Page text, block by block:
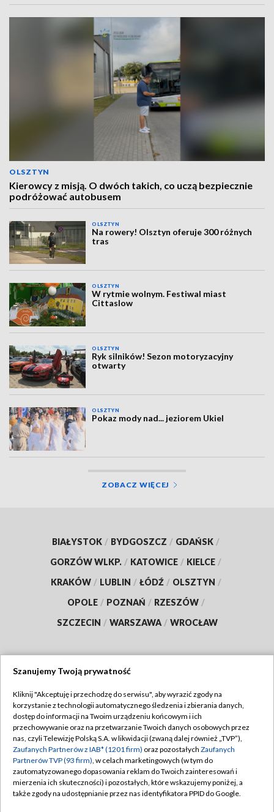
OLSZTYN
Kierowcy z misją. O dwóch takich, co uczą bezpiecznie
podróżować autobusem
OLSZTYN
Na rowery! Olsztyn oferuje 300 różnych
tras
OLSZTYN
W rytmie wolnym. Festiwal miast
Cittaslow
OLSZTYN
Ryk silników! Sezon motoryzacyjny
otwarty
OLSZTYN
Pokaz mody nad... jeziorem Ukiel
ZOBACZ WIĘCEJ
BIAŁYSTOK / BYDGOSZCZ / GDAŃSK /
GORZÓW WLKP. / KATOWICE / KIELCE /
KRAKÓW / LUBLIN / ŁÓDŹ / OLSZTYN /
OPOLE / POZNAŃ / RZESZÓW /
SZCZECIN / WARSZAWA / WROCŁAW
TVP
Abonament TVP
Emisja w TVP
Centrum informacji TVP
Naziemna Telewizja Cyfrowa
Regulamin TVP
Polityka prywatności
Moje zgody
Pomoc
Szanujemy Twoją prywatność
Kliknij "Akceptuję i przechodzę do serwisu", aby wyrazić zgody na
korzystanie z technologii automatycznego śledzenia i zbierania danych,
dostęp do informacji na Twoim urządzeniu końcowym i ich
przechowywanie oraz na przetwarzanie Twoich danych osobowych przez
nas, czyli Telewizję Polską S.A. w likwidacji (zwaną dalej również „TVP”),
Zaufanych Partnerów z IAB* (1201 firm) oraz pozostałych Zaufanych
Partnerów TVP (93 firm), w celach marketingowych (w tym do
zautomatyzowanego dopasowania reklam do Twoich zainteresowań i
mierzenia ich skuteczności) i pozostałych, które wskazujemy poniżej, a
także zgody na udostępnianie przez nas identyfikatora PPID do Google.